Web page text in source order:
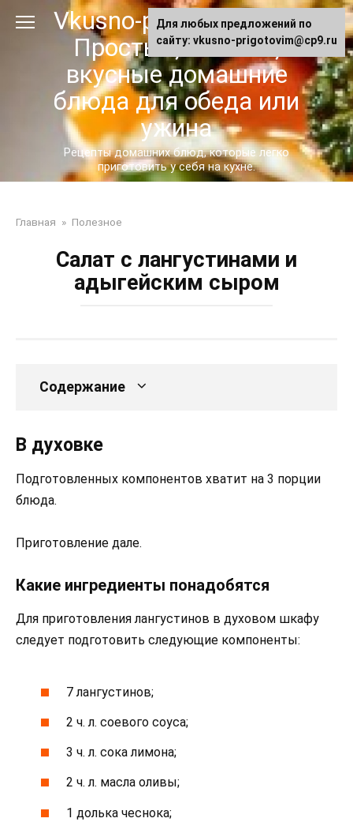
Vkusno-prigotovim.ru -
Простые, сытные,
вкусные домашние
блюда для обеда или
ужина
Рецепты домашних блюд, которые легко
приготовить у себя на кухне.
Главная » Полезное
Салат с лангустинами и
адыгейским сыром
Содержание
В духовке
Подготовленных компонентов хватит на 3 порции
блюда.
Приготовление дале.
Какие ингредиенты понадобятся
Для приготовления лангустинов в духовом шкафу
следует подготовить следующие компоненты:
7 лангустинов;
2 ч. л. соевого соуса;
3 ч. л. сока лимона;
2 ч. л. масла оливы;
1 долька чеснока;
Для любых предложений по
сайту: vkusno-prigotovim@cp9.ru